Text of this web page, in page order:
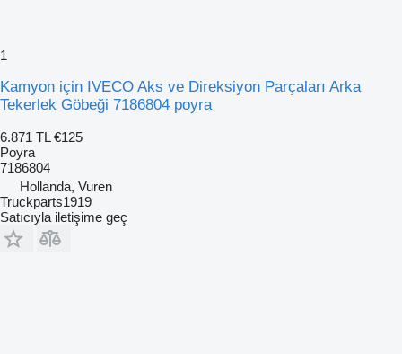
1
Kamyon için IVECO Aks ve Direksiyon Parçaları Arka
Tekerlek Göbeği 7186804 poyra
6.871 TL €125
Poyra
7186804
Hollanda, Vuren
Truckparts1919
Satıcıyla iletişime geç